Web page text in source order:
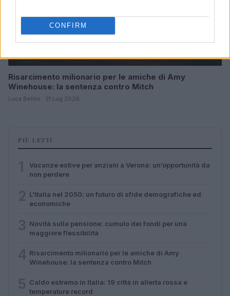
CONFIRM
Risarcimento milionario per le amiche di Amy
Winehouse: la sentenza contro Mitch
Luca Bellini · 31 Lug 2026
PIÙ LETTI
Vacanze estive per anziani a Verona: un’opportunità da
non perdere
L’Italia nel 2050: un futuro di sfide demografiche ed
economiche
Novità sulla pensione: cumulo dei fondi per una
maggiore flessibilità
Risarcimento milionario per le amiche di Amy
Winehouse: la sentenza contro Mitch
Caldo estremo in Italia: 19 città in allerta rossa e
temperature record